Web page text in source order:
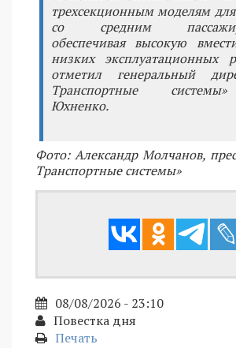
трехсекционным моделям
со средним
обеспечивая высокую
низких эксплуатационных
отметил генеральный
Транспортные
Юхненко.
Фото: Александр Молчанов,
Транспортные системы»
08/08/2026 - 23:10
Повестка дня
Печать